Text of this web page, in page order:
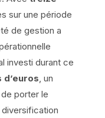
sur une période
de gestion a
investi durant ce
d’euros, un
porter le